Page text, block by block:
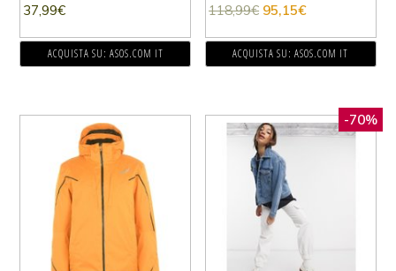
37,99€
ACQUISTA SU: ASOS.COM IT
118,99€ 95,15€
ACQUISTA SU: ASOS.COM IT
-70%